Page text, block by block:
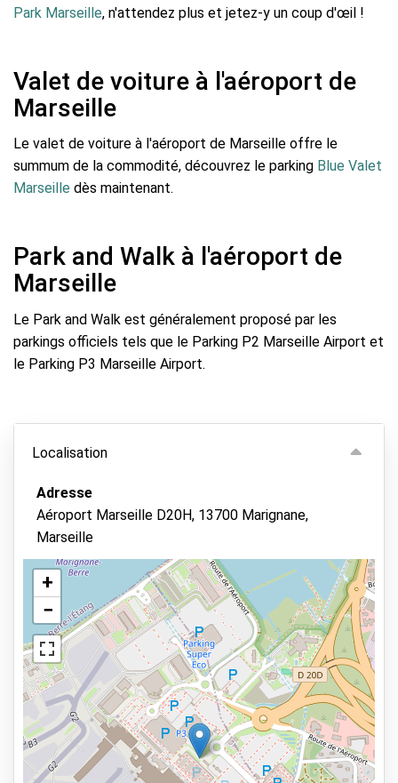
Park Marseille, n'attendez plus et jetez-y un coup d'œil !
Valet de voiture à l'aéroport de
Marseille
Le valet de voiture à l'aéroport de Marseille offre le
summum de la commodité, découvrez le parking Blue Valet
Marseille dès maintenant.
Park and Walk à l'aéroport de
Marseille
Le Park and Walk est généralement proposé par les
parkings officiels tels que le Parking P2 Marseille Airport et
le Parking P3 Marseille Airport.
Localisation
Adresse
Aéroport Marseille D20H, 13700 Marignane,
Marseille
+
−